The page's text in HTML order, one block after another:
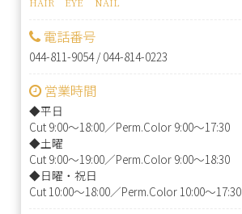
HAIR EYE NAIL
電話番号
044-811-9054/ 044-814-0223
営業時間
◆平日
Cut 9:00～18:00／Perm.Color 9:00～17:30
◆土曜
Cut 9:00～19:00／Perm.Color 9:00～18:30
◆日曜・祝日
Cut 10:00～18:00／Perm.Color 10:00～17:30